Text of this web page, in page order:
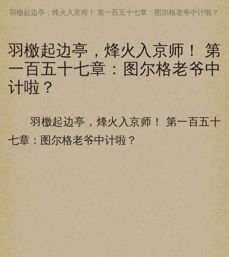
下拉阅读上一章
羽檄起边亭，烽火入京师！ 第
一百五十七章：图尔格老爷中
计啦？
羽檄起边亭，烽火入京师！ 第一百五十
七章：图尔格老爷中计啦？
羽檄起边亭，烽火入京师！ 第一百五十七章：图尔格老爷中计啦？